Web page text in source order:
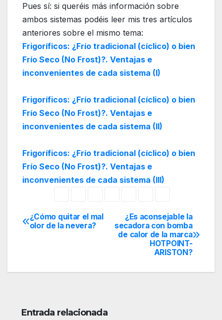
Pues sí: si queréis más información sobre
ambos sistemas podéis leer mis tres artículos
anteriores sobre el mismo tema:
Frigoríficos: ¿Frío tradicional (cíclico) o bien
Frío Seco (No Frost)?. Ventajas e
inconvenientes de cada sistema (I)
Frigoríficos: ¿Frío tradicional (cíclico) o bien
Frío Seco (No Frost)?. Ventajas e
inconvenientes de cada sistema (II)
Frigoríficos: ¿Frío tradicional (cíclico) o bien
Frío Seco (No Frost)?. Ventajas e
inconvenientes de cada sistema (III)
Navegación
¿Es aconsejable la
secadora con bomba
de calor de la marca
HOTPOINT-
ARISTON?
¿Cómo quitar el mal
olor de la nevera?
Entrada relacionada